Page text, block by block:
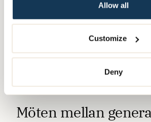
Allow all
Customize
Deny
Möten mellan